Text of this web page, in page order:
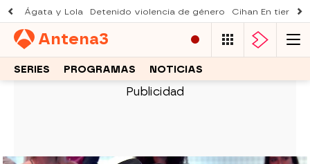
Ágata y Lola Detenido violencia de género Cihan En tierra
Antena3
SERIES PROGRAMAS NOTICIAS